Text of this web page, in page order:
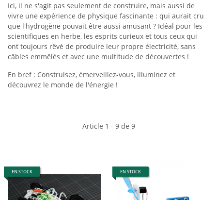
Ici, il ne s'agit pas seulement de construire, mais aussi de
vivre une expérience de physique fascinante : qui aurait cru
que l'hydrogène pouvait être aussi amusant ? Idéal pour les
scientifiques en herbe, les esprits curieux et tous ceux qui
ont toujours rêvé de produire leur propre électricité, sans
câbles emmêlés et avec une multitude de découvertes !
En bref : Construisez, émerveillez-vous, illuminez et
découvrez le monde de l'énergie !
Article 1 - 9 de 9
EN STOCK EN STOCK